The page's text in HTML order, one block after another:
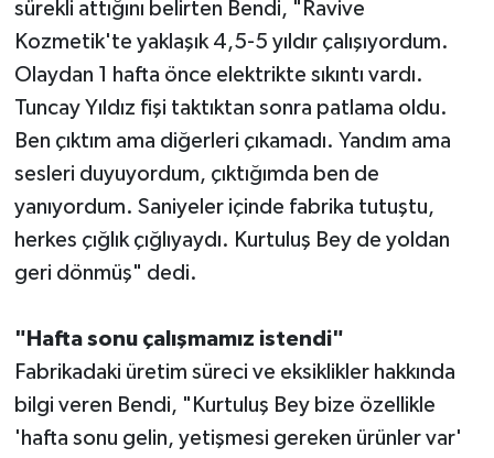
sürekli attığını belirten Bendi, "Ravive
Kozmetik'te yaklaşık 4,5-5 yıldır çalışıyordum.
Olaydan 1 hafta önce elektrikte sıkıntı vardı.
Tuncay Yıldız fişi taktıktan sonra patlama oldu.
Ben çıktım ama diğerleri çıkamadı. Yandım ama
sesleri duyuyordum, çıktığımda ben de
yanıyordum. Saniyeler içinde fabrika tutuştu,
herkes çığlık çığlıyaydı. Kurtuluş Bey de yoldan
geri dönmüş" dedi.
"Hafta sonu çalışmamız istendi"
Fabrikadaki üretim süreci ve eksiklikler hakkında
bilgi veren Bendi, "Kurtuluş Bey bize özellikle
'hafta sonu gelin, yetişmesi gereken ürünler var'